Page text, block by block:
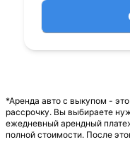
*Аренда авто с выкупом -
рассрочку. Вы выбираете
ежедневный арендный
полной стоимости. После